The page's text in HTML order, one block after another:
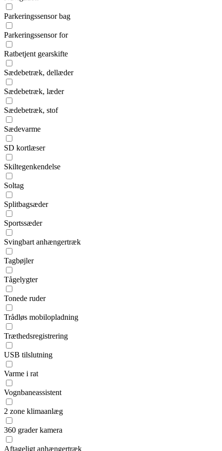
Parkeringssensor bag
Parkeringssensor for
Ratbetjent gearskifte
Sædebetræk, dellæder
Sædebetræk, læder
Sædebetræk, stof
Sædevarme
SD kortlæser
Skiltegenkendelse
Soltag
Splitbagsæder
Sportssæder
Svingbart anhængertræk
Tagbøjler
Tågelygter
Tonede ruder
Trådløs mobilopladning
Træthedsregistrering
USB tilslutning
Varme i rat
Vognbaneassistent
2 zone klimaanlæg
360 grader kamera
Aftageligt anhængertræk